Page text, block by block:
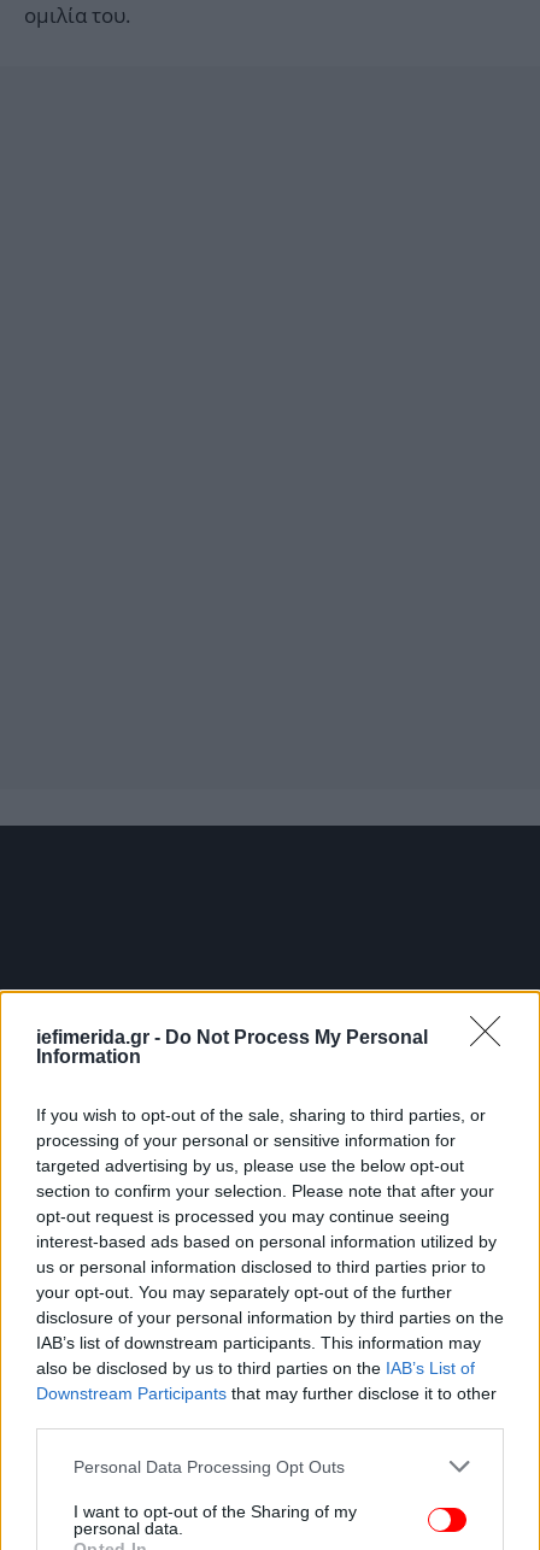
iefimerida.gr - Do Not Process My Personal
Information
If you wish to opt-out of the sale, sharing to third parties, or
processing of your personal or sensitive information for
targeted advertising by us, please use the below opt-out
section to confirm your selection. Please note that after your
opt-out request is processed you may continue seeing
interest-based ads based on personal information utilized by
us or personal information disclosed to third parties prior to
your opt-out. You may separately opt-out of the further
disclosure of your personal information by third parties on the
IAB’s list of downstream participants. This information may
also be disclosed by us to third parties on the IAB’s List of
Downstream Participants that may further disclose it to other
Please note that this website/app uses one or more Google
not limited to your visit or usage behaviour. You may click to
grant or deny consent to Google and its third-party tags to
Personal Data Processing Opt Outs
I want to opt-out of the Sharing of my
personal data.
ομιλία του.